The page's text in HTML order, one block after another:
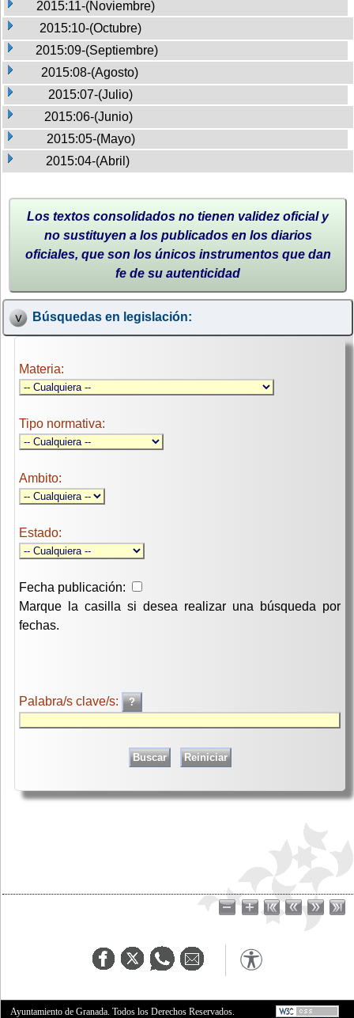
2015:11-(Noviembre)
2015:10-(Octubre)
2015:09-(Septiembre)
2015:08-(Agosto)
2015:07-(Julio)
2015:06-(Junio)
2015:05-(Mayo)
2015:04-(Abril)
Los textos consolidados no tienen validez oficial y
no sustituyen a los publicados en los diarios
oficiales, que son los únicos instrumentos que dan
fe de su autenticidad
Búsquedas en legislación:
Materia:
Tipo normativa:
Ambito:
Estado:
Fecha publicación:
Marque la casilla si desea realizar una búsqueda por
fechas.
Palabra/s clave/s:
Ayuntamiento de Granada. Todos los Derechos Reservados.